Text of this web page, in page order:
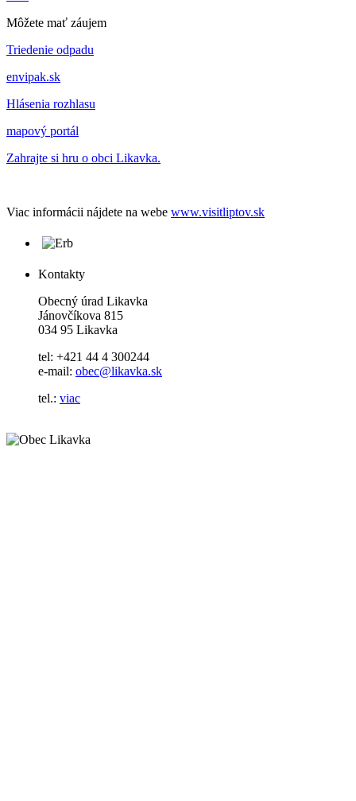
Môžete mať záujem
Triedenie odpadu
envipak.sk
Hlásenia rozhlasu
mapový portál
Zahrajte si hru o obci Likavka.
Viac informácii nájdete na webe www.visitliptov.sk
Kontakty
Obecný úrad Likavka
Jánovčíkova 815
034 95 Likavka
tel: +421 44 4 300244
e-mail: obec@likavka.sk
tel.: viac